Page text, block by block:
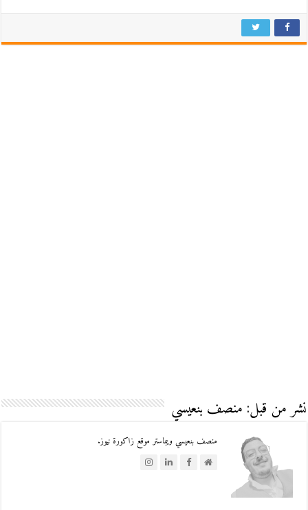
نشر من قبل: منصف بنعيسي
منصف بنعيسي ويبماستر موقع زاكورة نيوز.